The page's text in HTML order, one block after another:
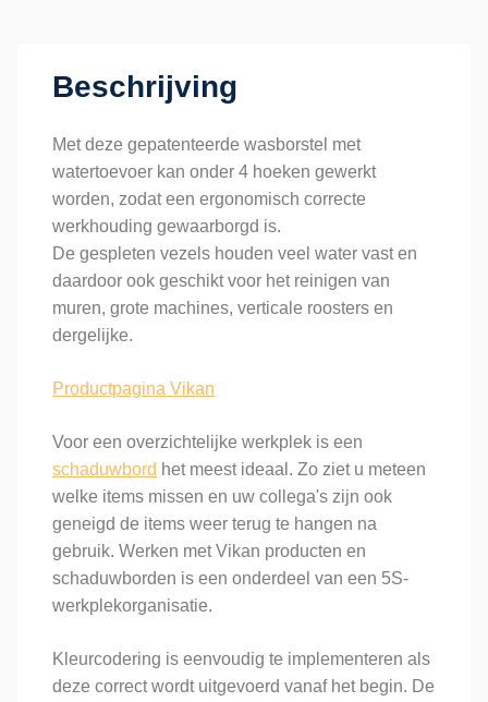
gespletenBeschrijving
Met deze gepatenteerde wasborstel met
watertoevoer kan onder 4 hoeken gewerkt
worden, zodat een ergonomisch correcte
werkhouding gewaarborgd is.
De gespleten vezels houden veel water vast en
daardoor ook geschikt voor het reinigen van
muren, grote machines, verticale roosters en
dergelijke.
Productpagina Vikan
Voor een overzichtelijke werkplek is een
schaduwbord het meest ideaal. Zo ziet u meteen
welke items missen en uw collega's zijn ook
geneigd de items weer terug te hangen na
gebruik. Werken met Vikan producten en
schaduwborden is een onderdeel van een 5S-
werkplekorganisatie.
Kleurcodering is eenvoudig te implementeren als
deze correct wordt uitgevoerd vanaf het begin. De